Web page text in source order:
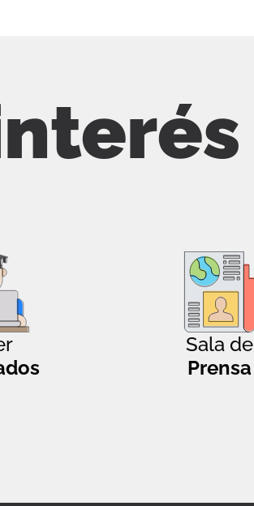
Sala de
Prensa